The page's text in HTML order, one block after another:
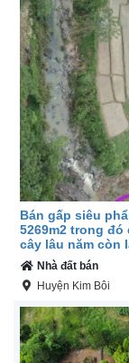
Bán gấp siêu
5269m2 trong đó
cây lâu năm còn
Nhà đất bán
Huyện Kim Bôi